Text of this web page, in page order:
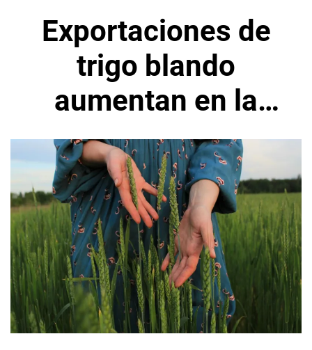
Exportaciones de
trigo blando
aumentan en la
Unión Europea